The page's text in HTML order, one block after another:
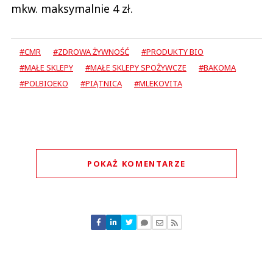
mkw. maksymalnie 4 zł.
#CMR #ZDROWA ŻYWNOŚĆ
#PRODUKTY BIO
#MAŁE SKLEPY
#MAŁE SKLEPY SPOŻYWCZE
#BAKOMA
#POLBIOEKO
#PIĄTNICA #MLEKOVITA
POKAŻ KOMENTARZE
Nie znaleziono komentarzy
Zostaw swoje komentarze